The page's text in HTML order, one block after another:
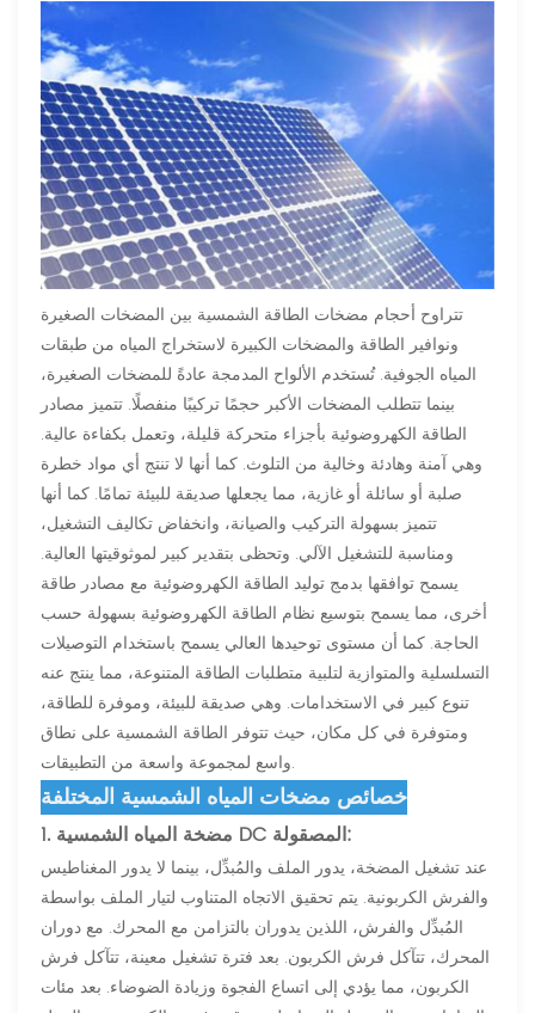
تتراوح أحجام مضخات الطاقة الشمسية بين المضخات الصغيرة
ونوافير الطاقة والمضخات الكبيرة لاستخراج المياه من طبقات
المياه الجوفية. تُستخدم الألواح المدمجة عادةً للمضخات الصغيرة،
بينما تتطلب المضخات الأكبر حجمًا تركيبًا منفصلًا. تتميز مصادر
الطاقة الكهروضوئية بأجزاء متحركة قليلة، وتعمل بكفاءة عالية.
وهي آمنة وهادئة وخالية من التلوث. كما أنها لا تنتج أي مواد خطرة
صلبة أو سائلة أو غازية، مما يجعلها صديقة للبيئة تمامًا. كما أنها
تتميز بسهولة التركيب والصيانة، وانخفاض تكاليف التشغيل،
ومناسبة للتشغيل الآلي. وتحظى بتقدير كبير لموثوقيتها العالية.
يسمح توافقها بدمج توليد الطاقة الكهروضوئية مع مصادر طاقة
أخرى، مما يسمح بتوسيع نظام الطاقة الكهروضوئية بسهولة حسب
الحاجة. كما أن مستوى توحيدها العالي يسمح باستخدام التوصيلات
التسلسلية والمتوازية لتلبية متطلبات الطاقة المتنوعة، مما ينتج عنه
تنوع كبير في الاستخدامات. وهي صديقة للبيئة، وموفرة للطاقة،
ومتوفرة في كل مكان، حيث تتوفر الطاقة الشمسية على نطاق
واسع لمجموعة واسعة من التطبيقات.
خصائص مضخات المياه الشمسية المختلفة
1. مضخة المياه الشمسية DC المصقولة:
عند تشغيل المضخة، يدور الملف والمُبدِّل، بينما لا يدور المغناطيس
والفرش الكربونية. يتم تحقيق الاتجاه المتناوب لتيار الملف بواسطة
المُبدِّل والفرش، اللذين يدوران بالتزامن مع المحرك. مع دوران
المحرك، تتآكل فرش الكربون. بعد فترة تشغيل معينة، تتآكل فرش
الكربون، مما يؤدي إلى اتساع الفجوة وزيادة الضوضاء. بعد مئات